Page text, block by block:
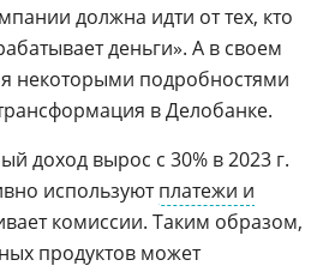
должна идти от тех, кто
деньги». А в своем
некоторыми подробностями
в Делобанке.
доход вырос с 30% в 2023 г.
используютплатежи и
комиссии. Таким образом,
продуктов может